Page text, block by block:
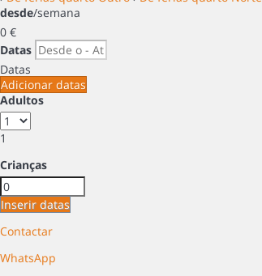
desde/semana
0 €
Datas
Datas
Adicionar datas
Adultos
1
Crianças
Inserir datas
Contactar
WhatsApp